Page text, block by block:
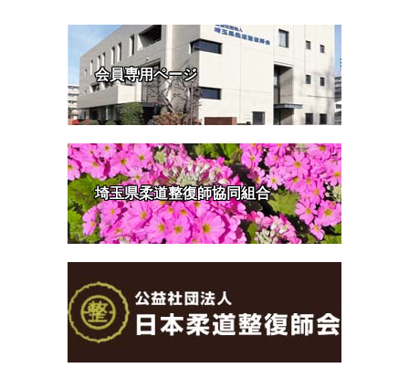
会員専用ページ
埼玉県柔道整復師協同組合